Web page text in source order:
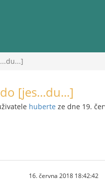
[jes...du...]
huberte ze dne 19.
16. června 2018 18:42:42